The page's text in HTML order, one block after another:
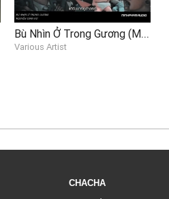
Bù Nhìn Ở Trong Gương (MV Fanmade)
Various Artist
CHACHA